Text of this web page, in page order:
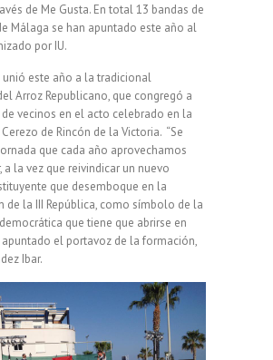
de Me Gusta. En total 13 bandas de
Málaga se han apuntado este año al
por IU.
unió este año a la tradicional
Arroz Republicano, que congregó a
vecinos en el acto celebrado en la
de Rincón de la Victoria. “Se
que cada año aprovechamos
a la vez que reivindicar un nuevo
que desemboque en la
de la III República, como símbolo de la
que tiene que abrirse en
apuntado el portavoz de la formación,
Ibar.